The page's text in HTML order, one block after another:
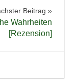
Beitrag
Wahrheiten
[Rezension]